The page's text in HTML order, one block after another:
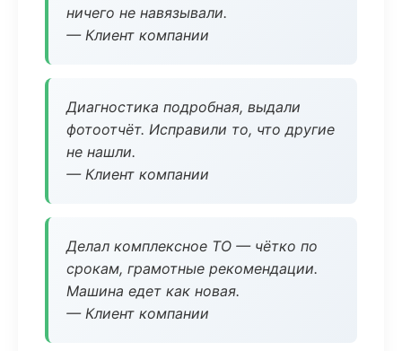
ничего не навязывали.
— Клиент компании
Диагностика подробная, выдали
фотоотчёт. Исправили то, что другие
не нашли.
— Клиент компании
Делал комплексное ТО — чётко по
срокам, грамотные рекомендации.
Машина едет как новая.
— Клиент компании